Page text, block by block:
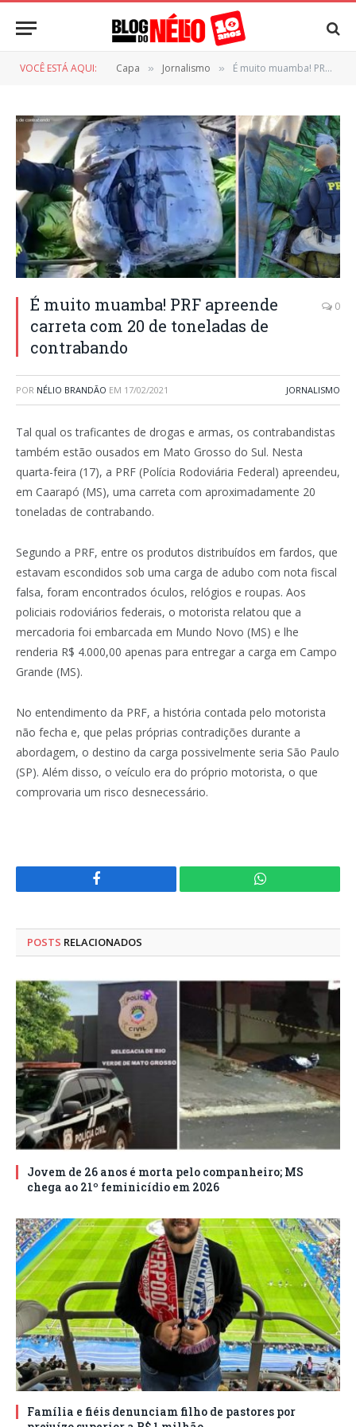
VOCÊ ESTÁ AQUI: Capa » Jornalismo » É muito muamba! PRF apreende carreta com 20 de toneladas de contrabando
É muito muamba! PRF apreende
carreta com 20 de toneladas de
contrabando
0
POR NÉLIO BRANDÃO EM 17/02/2021 JORNALISMO
Tal qual os traficantes de drogas e armas, os contrabandistas
também estão ousados em Mato Grosso do Sul. Nesta
quarta-feira (17), a PRF (Polícia Rodoviária Federal) apreendeu,
em Caarapó (MS), uma carreta com aproximadamente 20
toneladas de contrabando.
Segundo a PRF, entre os produtos distribuídos em fardos, que
estavam escondidos sob uma carga de adubo com nota fiscal
falsa, foram encontrados óculos, relógios e roupas. Aos
policiais rodoviários federais, o motorista relatou que a
mercadoria foi embarcada em Mundo Novo (MS) e lhe
renderia R$ 4.000,00 apenas para entregar a carga em Campo
Grande (MS).
No entendimento da PRF, a história contada pelo motorista
não fecha e, que pelas próprias contradições durante a
abordagem, o destino da carga possivelmente seria São Paulo
(SP). Além disso, o veículo era do próprio motorista, o que
comprovaria um risco desnecessário.
Facebook WhatsApp
POSTS RELACIONADOS
Jovem de 26 anos é morta pelo companheiro; MS
chega ao 21º feminicídio em 2026
Família e fiéis denunciam filho de pastores por